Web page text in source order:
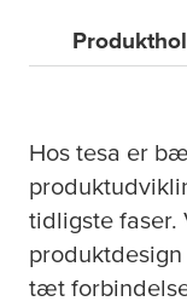
Hos tesa er
tidligste faser.
tæt